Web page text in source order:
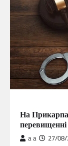
На
a a 27/